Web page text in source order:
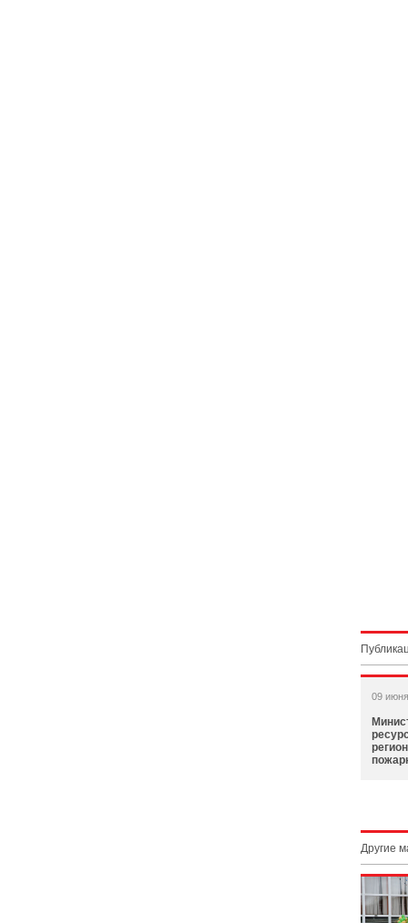
09
Другие